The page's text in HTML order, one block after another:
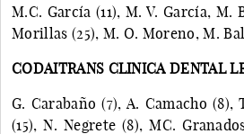
M.C. García (11), M. V. García, M.
Morillas (25), M. O. Moreno, M.
CODAITRANS CLINICA DENTAL
G. Carabaño (7), A. Camacho
(15), N. Negrete (8), MC.